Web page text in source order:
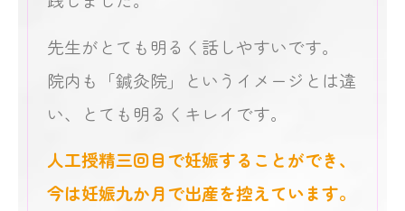
先生がとても明るく話しやすいです。
院内も「鍼灸院」というイメージとは違
い、とても明るくキレイです。
人工授精三回目で妊娠することができ、
今は妊娠九か月で出産を控えています。